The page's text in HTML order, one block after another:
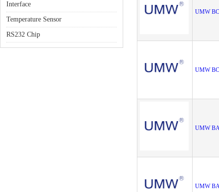
Interface
Temperature Sensor
RS232 Chip
UMW
UMW
UMW
UMW